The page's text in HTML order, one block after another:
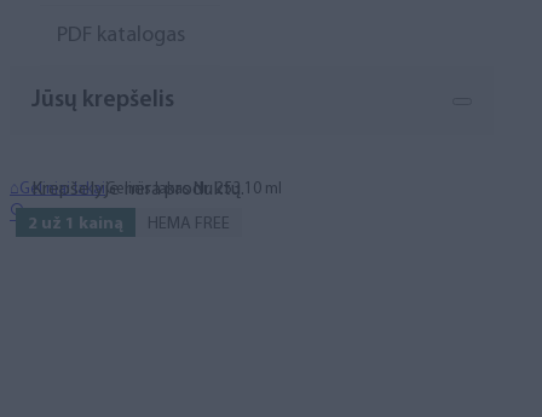
PDF katalogas
Jūsų krepšelis
Krepšelyje nėra produktų.
⌂Geliniai lakai Gelinis lakas Nr. 253 10 ml
2 už 1 kainą HEMA FREE
🔍